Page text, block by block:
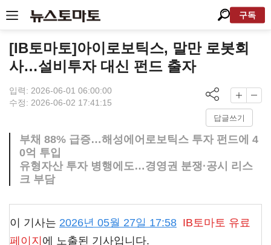
구독
[IB토마토]아이로보틱스, 말만 로봇회
사…설비투자 대신 펀드 출자
입력: 2026-06-01 06:00:00
수정: 2026-06-02 17:41:15
답글쓰기
부채 88% 급증…해성에어로보틱스 투자 펀드에 4
0억 투입
유형자산 투자 병행에도…경영권 분쟁·공시 리스
크 부담
이 기사는 2026년 05월 27일 17:58 IB토마토 유료
페이지 에 노출된 기사입니다.